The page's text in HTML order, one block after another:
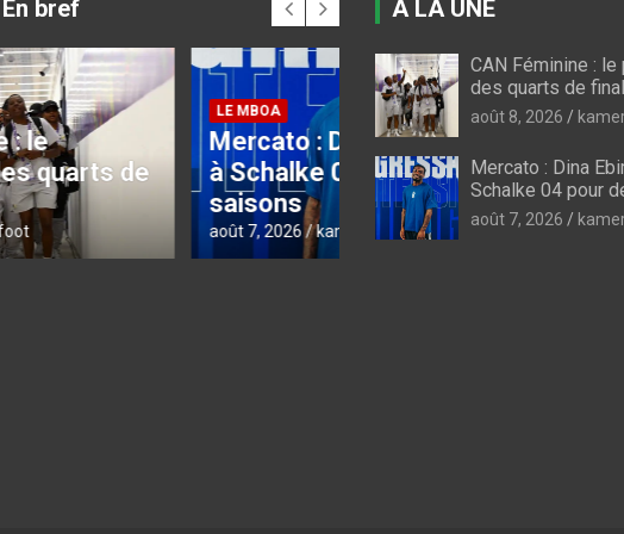
En bref
LE MBOA
Mercato : Dina Ebimbe file
à Schalke 04 pour deux
saisons
août 7, 2026
CAN FEMININE 2026
CAN féminine 2026 :
briser la bête noire
nigériane, les
n’ont plus le choix
août 7, 2026 kamerfoot
A LA UNE
CAN Féminine : le
des quarts de
août 8, 2026
Mercato : Dina
Schalke 04 pour
août 7, 2026